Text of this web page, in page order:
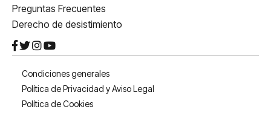
Preguntas Frecuentes
Derecho de desistimiento
Condiciones generales
Política de Privacidad y Aviso Legal
Política de Cookies